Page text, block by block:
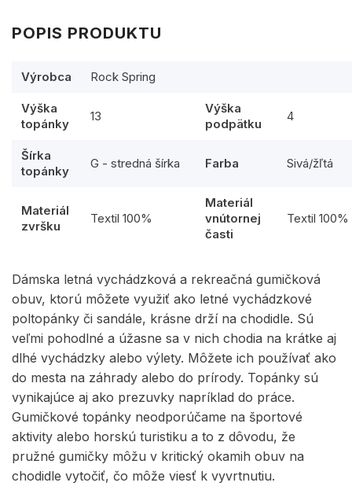
POPIS PRODUKTU
Výrobca Rock Spring
Výška
topánky
13
Výška
podpätku
4
Šírka
topánky
G - stredná šírka Farba Sivá/žľtá
Materiál
zvršku
Textil 100%
Materiál
vnútornej
časti
Textil 100%
Dámska letná vychádzková a rekreačná gumičková
obuv, ktorú môžete využiť ako letné vychádzkové
poltopánky či sandále, krásne drží na chodidle. Sú
veľmi pohodlné a úžasne sa v nich chodia na krátke aj
dlhé vychádzky alebo výlety. Môžete ich používať ako
do mesta na záhrady alebo do prírody. Topánky sú
vynikajúce aj ako prezuvky napríklad do práce.
Gumičkové topánky neodporúčame na športové
aktivity alebo horskú turistiku a to z dôvodu, že
pružné gumičky môžu v kritický okamih obuv na
chodidle vytočiť, čo môže viesť k vyvrtnutiu.